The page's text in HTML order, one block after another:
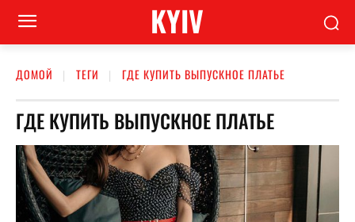
KYIV
ДОМОЙ ТЕГИ ГДЕ КУПИТЬ ВЫПУСКНОЕ ПЛАТЬЕ
ГДЕ КУПИТЬ ВЫПУСКНОЕ ПЛАТЬЕ